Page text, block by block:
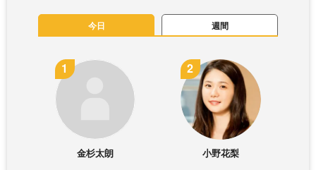
今日 週間
金杉太朗 小野花梨